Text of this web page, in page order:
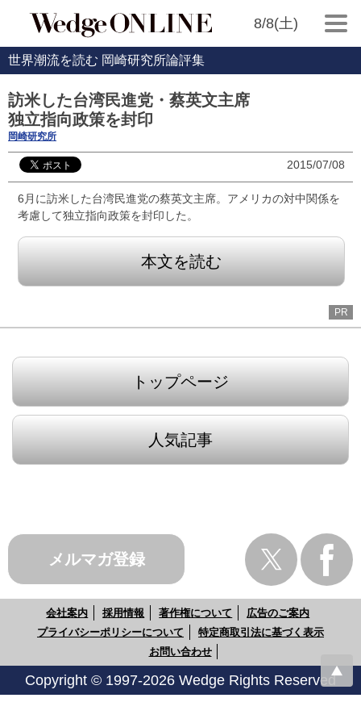
8/8(土)
世界潮流を読む 岡崎研究所論評集
訪米した台湾民進党・蔡英文主席
独立指向政策を封印
岡崎研究所
2015/07/08
6月に訪米した台湾民進党の蔡英文主席。アメリカの対中関係を
考慮して独立指向政策を封印した。
本文を読む
PR
トップページ
人気記事
メルマガ登録
会社案内 採用情報 著作権について
広告のご案内
プライバシーポリシーについて
特定商取引法に基づく表示
お問い合わせ
Copyright © 1997-2026 Wedge Rights Reserved